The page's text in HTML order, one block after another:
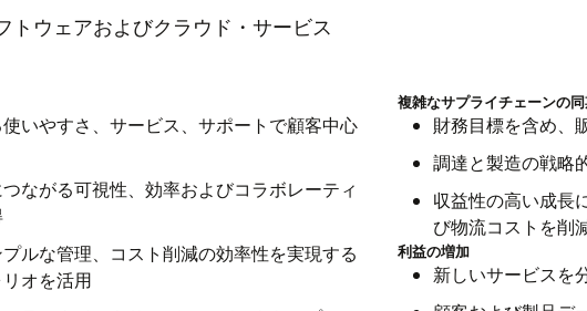
マー・エクスペリエンスを向上させ、アッ
ヤルティの高い加入者ベースを作り出しま
のアセット・ベースのサービスの詳細
中の物流コストを最小限に抑えます。コネク
プリケーションを使用して、グローバル注
者や倉庫施設の業務における異常や逸脱を
ます。
知る
部門を横断して計画を
業務上の課題に対処
Oracle Procurementの
に複雑なものま
、構築、管理しま
ンピューティングの
合して、より深いインサイトを提供し、全社的
なパフォーマンスの傾向を明らかにします。
Oracle Fusion Data Intelligence Platformの詳細
& Manufacturingにおけるサステナビリティ
進捗状況の監視とレポート利害関係者と規
す。
Managementの詳細
し、予定外のダウンタイムを予防します。
ルを検出、分析および応答します。アセッ
をリアルタイムで可視化できます。
の詳細
力の確保のためのイン
より、資産の可用性と
大量のスマート・マニ
て、新製品のモデル化
トの実行を行います。
Managementを活用した計画
業務・財務システムを効率的に統合し、従
できます。子会社および部門間のトランザ
、決算を迅速化し、予測の精度を向上させ
の詳細
とSCMの詳細
とERPの詳細
建設プロジェクト向け
設備投資の収益性を高
し、資本の活用を改善
Oracle Primavera
トウェアおよびクラウド・サービス
いやすさ、サービス、サポートで顧客中心
ながる可視性、効率およびコラボレーティ
ルな管理、コスト削減の効率性を実現する
オを活用
複雑なサプライチェーンの
財務目標を含め、
調達と製造の戦略
収益性の高い成長
び物流コストを削
利益の増加
新しいサービスを